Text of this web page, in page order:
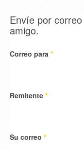
Envíe por
amigo.
Correo para *
Remitente *
Su correo *